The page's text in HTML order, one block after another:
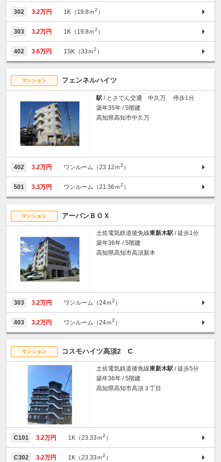
302 3.2万円 1K（19.8ｍ2 ）
303 3.2万円 1K（19.8ｍ2 ）
402 3.6万円 1SK（33ｍ2 ）
マンション フェンネルハイツ
駅 / とさでん交通 中久万 停歩1分
築年35年 / 5階建
高知県高知市中久万
402 3.2万円 ワンルーム（23.12ｍ2 ）
501 3.3万円 ワンルーム（21.36ｍ2 ）
マンション アーバンＢＯＸ
土佐電気鉄道後免線東新木駅 / 徒歩1分
築年36年 / 5階建
高知県高知市高須新木
303 3.2万円 ワンルーム（24ｍ2 ）
403 3.2万円 ワンルーム（24ｍ2 ）
マンション コスモハイツ高須2 C
土佐電気鉄道後免線東新木駅 / 徒歩5分
築年36年 / 5階建
高知県高知市高須３丁目
C101 3.2万円 1K（23.33ｍ2 ）
C302 3.2万円 1K（23.33ｍ2 ）